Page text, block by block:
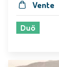
Vente
Duö